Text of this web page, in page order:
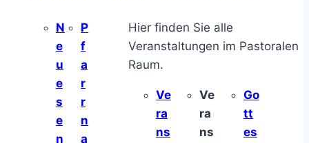
N
e
u
e
s
e
n
P
f
a
r
r
n
a
Hier finden Sie alle
Veranstaltungen im Pastoralen
Raum.
Ve
ra
ns
Ve
ra
ns
Go
tt
es